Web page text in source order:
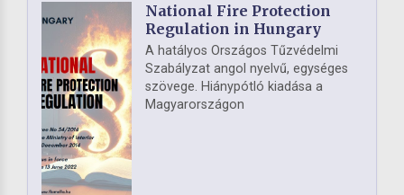
National Fire Protection
Regulation in Hungary
A hatályos Országos Tűzvédelmi
Szabályzat angol nyelvű, egységes
szövege. Hiánypótló kiadása a
Magyarországon